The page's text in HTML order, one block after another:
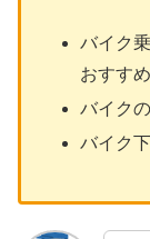
バイク
おすす
バイク
バイク